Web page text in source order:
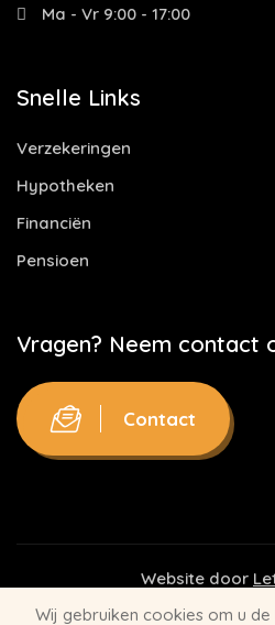
Ma - Vr 9:00 - 17:00
Snelle Links
Verzekeringen
Hypotheken
Financiën
Pensioen
Vragen? Neem contact
Contact
Website door
Wij gebruiken cookies om u